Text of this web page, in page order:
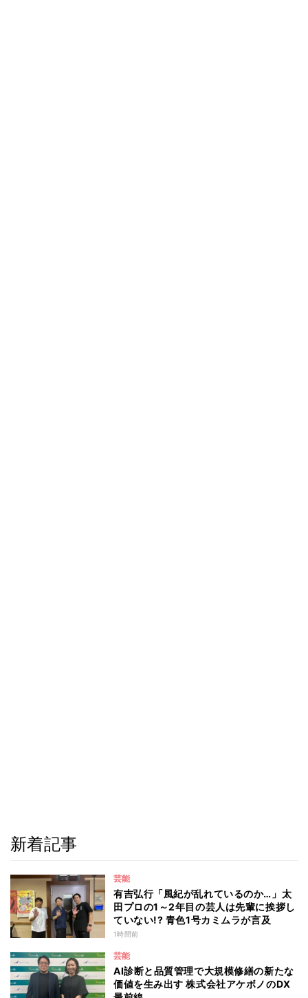
新着記事
芸能
有吉弘行「風紀が乱れているのか…」太
田プロの1～2年目の芸人は先輩に挨拶し
ていない!? 青色1号カミムラが言及
1時間前
芸能
AI診断と品質管理で大規模修繕の新たな
価値を生み出す 株式会社アケボノのDX